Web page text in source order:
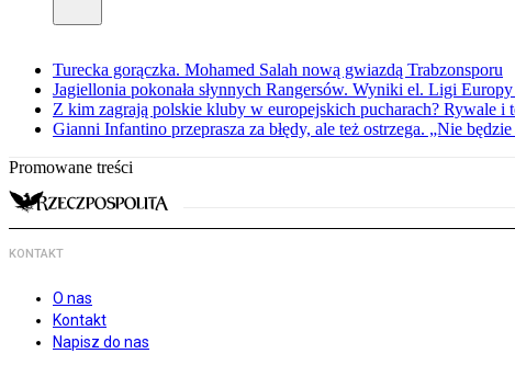
Turecka gorączka. Mohamed Salah nową gwiazdą Trabzonsporu
Jagiellonia pokonała słynnych Rangersów. Wyniki el. Ligi
Z kim zagrają polskie kluby w europejskich pucharach? Rywale i
Gianni Infantino przeprasza za błędy, ale też ostrzega. „Nie
Promowane treści
KONTAKT
O nas
Kontakt
Napisz do nas